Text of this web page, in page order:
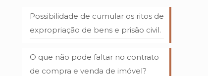
Possibilidade de cumular os ritos de
expropriação de bens e prisão civil.
O que não pode faltar no contrato
de compra e venda de imóvel?